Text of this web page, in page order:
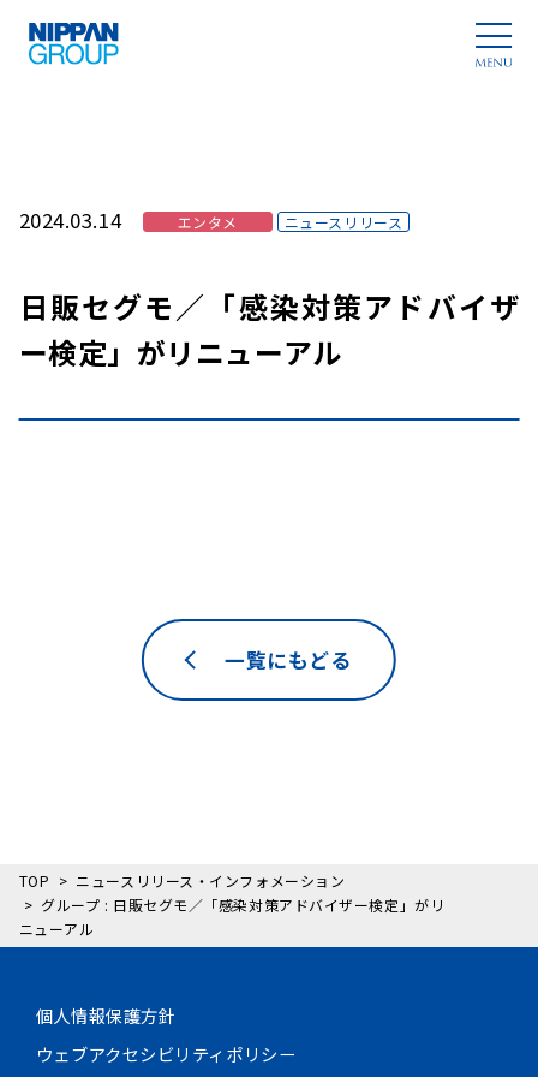
2024.03.14 エンタメ ニュースリリース
日販セグモ／「感染対策アドバイザ
ー検定」がリニューアル
一覧にもどる
TOP
ニュースリリース・インフォメーション
グループ : 日販セグモ／「感染対策アドバイザー検定」がリ
ニューアル
個人情報保護方針
ウェブアクセシビリティポリシー